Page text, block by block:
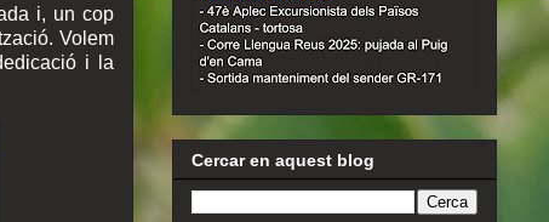
i, un cop
Volem
i la
Cercar en aquest blog